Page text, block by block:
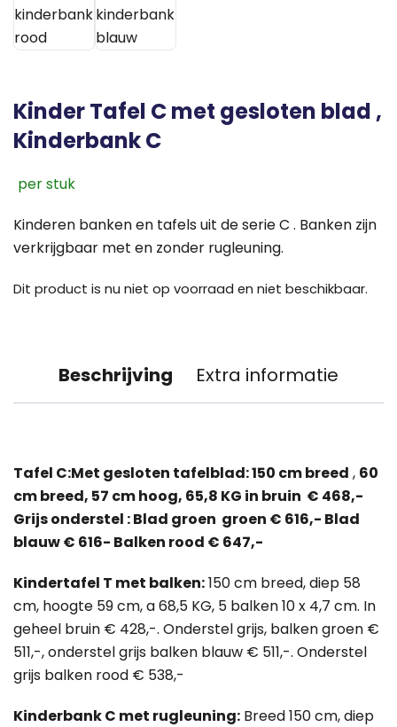
Kinder Tafel C met gesloten blad ,
Kinderbank C
Kinderen banken en tafels uit de serie C . Banken zijn
verkrijgbaar met en zonder rugleuning.
Dit product is nu niet op voorraad en niet beschikbaar.
Beschrijving Extra informatie
Tafel C:Met gesloten tafelblad:150 cm breed , 60
cm breed, 57 cm hoog, 65,8 KG in bruin € 468,-
Grijs onderstel : Blad groen groen € 616,- Blad
blauw € 616- Balken rood € 647,-
Kindertafel T met balken:150 cm breed, diep 58
cm, hoogte 59 cm, a 68,5 KG, 5 balken 10 x 4,7 cm. In
geheel bruin € 428,-. Onderstel grijs, balken groen €
511,-, onderstel grijs balken blauw € 511,-. Onderstel
grijs balken rood € 538,-
Kinderbank C met rugleuning: Breed 150 cm, diep